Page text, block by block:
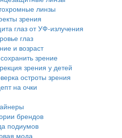
линзы
зрения
глаз от УФ-излучения
глаз
и возраст
сохранить зрение
зрения у детей
остроты зрения
на очки
брендов
подиумов
мода